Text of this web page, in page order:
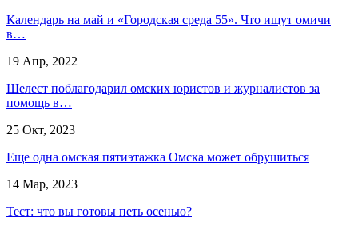
Календарь на май и «Городская среда 55». Что ищут омичи
в…
19 Апр, 2022
Шелест поблагодарил омских юристов и журналистов за
помощь в…
25 Окт, 2023
Еще одна омская пятиэтажка Омска может обрушиться
14 Мар, 2023
Тест: что вы готовы петь осенью?